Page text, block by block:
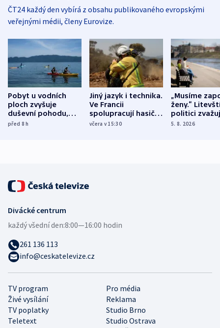
ČT24 každý den vybírá z obsahu publikovaného evropskými
veřejnými médii, členy Eurovize.
Pobyt u vodních
ploch zvyšuje
duševní pohodu,
ukázala
před 8h
Jiný jazyk i technika.
Ve Francii
spolupracují hasiči z
různých zemí
včera v 15:30
„Musíme
ženy.“
politici
dohodu o
5. 8. 2026
TV program
Pro média
Živé vysílání
Reklama
TV poplatky
Studio Brno
Teletext
Studio Ostrava
Divácké centrum
každý všední den:8:00—16:00 hodin
261 136 113
info@ceskatelevize.cz